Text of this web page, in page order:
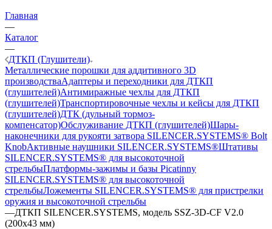
Главная
—
Каталог
—
ДТКП (Глушители)
Металлические порошки для аддитивного 3D
производстваАдаптеры и переходники для ДТКП
(глушителей)Антимиражные чехлы для ДТКП
(глушителей)Транспортировочные чехлы и кейсы для ДТКП
(глушителей)ДТК (дульный тормоз-
компенсатор)Обслуживание ДТКП (глушителей)Шары-
наконечники для рукояти затвора SILENCER.SYSTEMS® Bolt
KnobАктивные наушники SILENCER.SYSTEMS®Штативы
SILENCER.SYSTEMS® для высокоточной
стрельбыПлатформы-зажимы и базы Picatinny
SILENCER.SYSTEMS® для высокоточной
стрельбыЛожементы SILENCER.SYSTEMS® для пристрелки
оружия и высокоточной стрельбы
—ДТКП SILENCER.SYSTEMS, модель SSZ-3D-CF V2.0
(200х43 мм)